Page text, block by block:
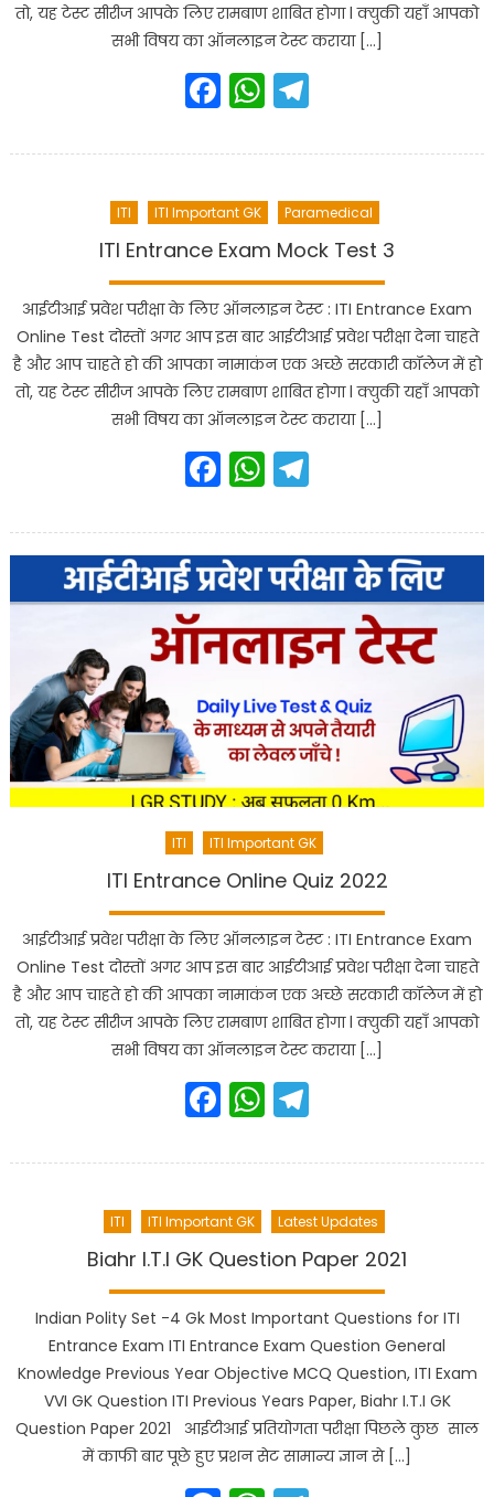
तो, यह टेस्ट सीरीज आपके लिए रामबाण शाबित होगा l क्युकी यहाँ आपको
सभी विषय का ऑनलाइन टेस्ट कराया […]
Facebook
WhatsApp
ITI ITI Important GK Paramedical
ITI Entrance Exam Mock Test 3
आईटीआई प्रवेश परीक्षा के लिए ऑनलाइन टेस्ट : ITI Entrance Exam
Online Test दोस्तों अगर आप इस बार आईटीआई प्रवेश परीक्षा देना चाहते
है और आप चाहते हो की आपका नामाकंन एक अच्छे सरकारी कॉलेज में हो
तो, यह टेस्ट सीरीज आपके लिए रामबाण शाबित होगा l क्युकी यहाँ आपको
सभी विषय का ऑनलाइन टेस्ट कराया […]
Facebook
WhatsApp
ITI ITI Important GK
ITI Entrance Online Quiz 2022
आईटीआई प्रवेश परीक्षा के लिए ऑनलाइन टेस्ट : ITI Entrance Exam
Online Test दोस्तों अगर आप इस बार आईटीआई प्रवेश परीक्षा देना चाहते
है और आप चाहते हो की आपका नामाकंन एक अच्छे सरकारी कॉलेज में हो
तो, यह टेस्ट सीरीज आपके लिए रामबाण शाबित होगा l क्युकी यहाँ आपको
सभी विषय का ऑनलाइन टेस्ट कराया […]
Facebook
WhatsApp
ITI ITI Important GK Latest Updates
Biahr I.T.I GK Question Paper 2021
Indian Polity Set -4 Gk Most Important Questions for ITI
Entrance Exam ITI Entrance Exam Question General
Knowledge Previous Year Objective MCQ Question, ITI Exam
VVI GK Question ITI Previous Years Paper, Biahr I.T.I GK
Question Paper 2021 आईटीआई प्रतियोगता परीक्षा पिछले कुछ साल
में काफी बार पूछे हुए प्रशन सेट सामान्य ज्ञान से […]